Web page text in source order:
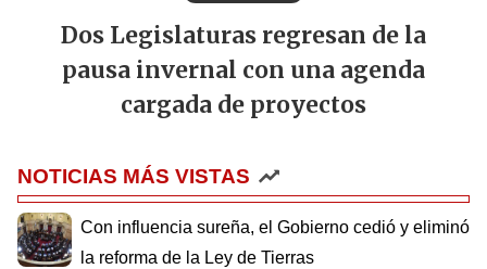
Dos Legislaturas regresan de la
pausa invernal con una agenda
cargada de proyectos
NOTICIAS MÁS VISTAS
Con influencia sureña, el Gobierno cedió y eliminó
la reforma de la Ley de Tierras